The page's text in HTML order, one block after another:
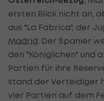
ersten Blick nicht an,
aus "La Fabrica", der
Madrid . Der Spanier
den "Königlichen" und
Partien für ihre
stand der Verteidiger
vier Partien auf dem